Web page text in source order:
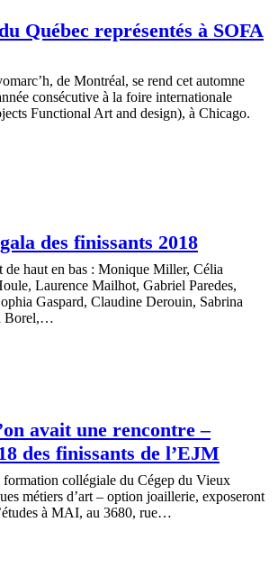
Québec représentés à SOFA
de Montréal, se rend cet automne
consécutive à la foire internationale
Functional Art and design), à Chicago.
des finissants 2018
de haut en bas : Monique Miller, Célia
Laurence Mailhot, Gabriel Paredes,
Gaspard, Claudine Derouin, Sabrina
Borel,…
avait une rencontre –
des finissants de l’EJM
formation collégiale du Cégep du Vieux
métiers d’art – option joaillerie, exposeront
à MAI, au 3680, rue…